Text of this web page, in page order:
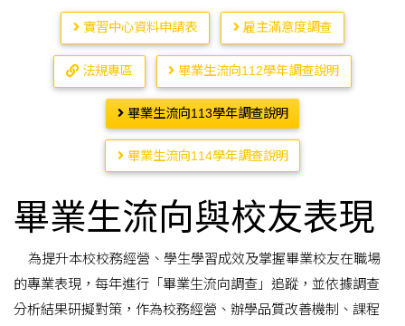
實習中心資料申請表 雇主滿意度調查
法規專區 畢業生流向112學年調查說明
畢業生流向113學年調查說明
畢業生流向114學年調查說明
畢業生流向與校友表現
為提升本校校務經營、學生學習成效及掌握畢業校友在職場
的專業表現，每年進行「畢業生流向調查」追蹤，並依據調查
分析結果研擬對策，作為校務經營、辦學品質改善機制、課程